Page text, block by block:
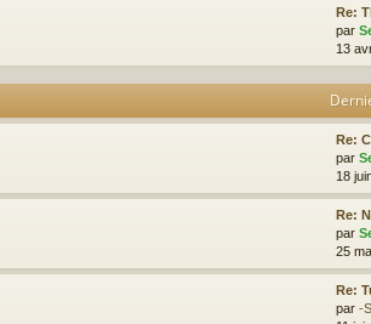
Re:
par
13
Re:
par
18
Re:
par
25
Re:
par -